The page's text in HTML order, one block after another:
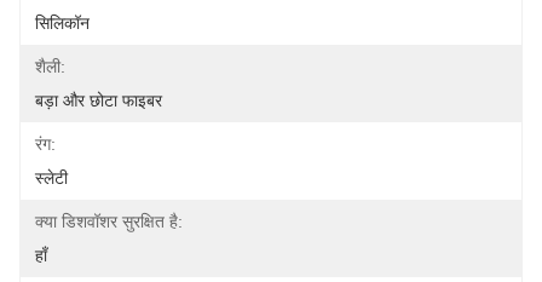
सिलिकॉन
शैली:
बड़ा और छोटा फाइबर
रंग:
स्लेटी
क्या डिशवॉशर सुरक्षित है:
हाँ